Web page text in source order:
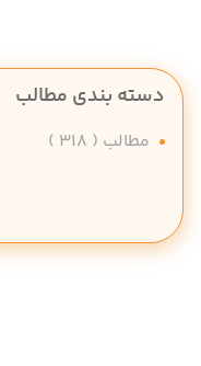
دسته بندی مطالب
مطالب ( 318 )